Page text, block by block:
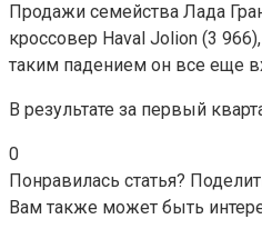
Продажи семейства Лада
кроссовер Haval Jolion (3
таким падением он все еще
В результате за первый
0
Понравилась статья?
Вам также может быть